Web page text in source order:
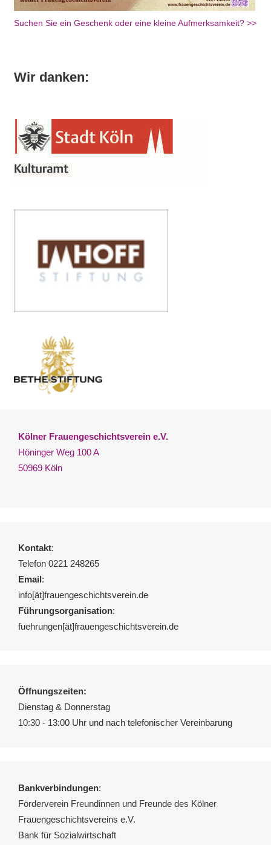
Suchen Sie ein Geschenk oder eine kleine Aufmerksamkeit? >>
Wir danken:
Kölner Frauengeschichtsverein e.V.
Höninger Weg 100 A
50969 Köln
Kontakt:
Telefon 0221 248265
Email:
info[ät]frauengeschichtsverein.de
Führungsorganisation:
fuehrungen[ät]frauengeschichtsverein.de
Öffnungszeiten:
Dienstag & Donnerstag
10:30 - 13:00 Uhr und nach telefonischer Vereinbarung
Bankverbindungen:
Förderverein Freundinnen und Freunde des Kölner
Frauengeschichtsvereins e.V.
Bank für Sozialwirtschaft